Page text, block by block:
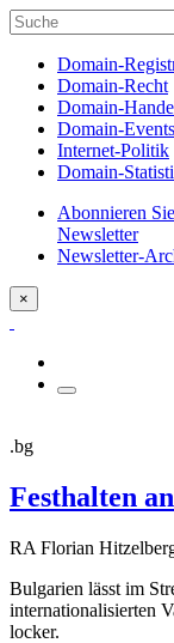
Domain-
Domain-Recht
Domain-
Domain-Events
Internet-Politik
Domain-
Abonnieren
Newsletter
Newsletter-
×
.bg
Festhalten
RA Florian
Bulgarien lässt im
internationalisierten
locker.